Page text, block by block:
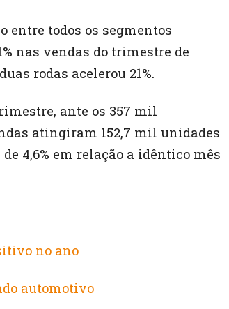
entre todos os segmentos
nas vendas do trimestre de
rodas acelerou 21%.
ante os 357 mil
atingiram 152,7 mil unidades
4,6% em relação a idêntico mês
no ano
automotivo